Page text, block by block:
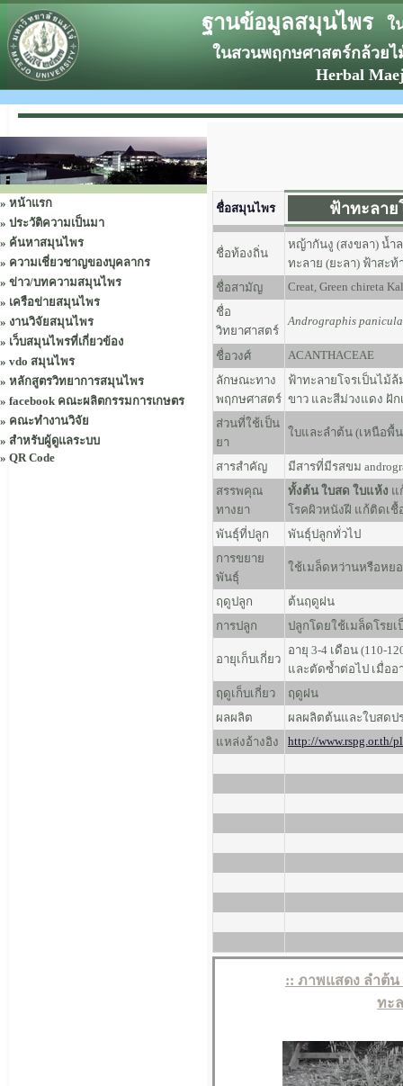
ฐานข้อมูลสมุนไพร ใ
ในสวนพฤกษศาสตร์กล้วย
Herbal
» หน้าแรก
» ประวัติความเป็นมา
» ค้นหาสมุนไพร
» ความเชี่ยวชาญของบุคลากร
» ข่าว/บทความสมุนไพร
» เครือข่ายสมุนไพร
» งานวิจัยสมุนไพร
» เว็บสมุนไพรที่เกี่ยวข้อง
» vdo สมุนไพร
» หลักสูตรวิทยาการสมุนไพร
» facebook คณะผลิตกรรมการเกษตร
» คณะทำงานวิจัย
» สำหรับผู้ดูแลระบบ
» QR Code
ชื่อสมุนไพร ฟ้าทะลาย
ชื่อท้องถิ่น
หญ้ากันงู (สงขลา) น้ำ
ทะลาย (ยะลา) ฟ้าสะท้
ชื่อสามัญ
Creat, Green chireta
ชื่อ
วิทยาศาสตร์
Andrographis
ชื่อวงศ์
ACANTHACEAE
ลักษณะทาง
พฤกษศาสตร์
ฟ้าทะลายโจรเป็นไม้
ขาว และสีม่วงแดง ฝั
ส่วนที่ใช้เป็น
ยา
ใบและลำต้น (เหนือพื้
สารสำคัญ
มีสารที่มีรสขม
สรรพคุณ
ทางยา
ทั้งต้น ใบสด ใบแห้ง แ
โรคผิวหนังฝี แก้ติดเชื้
พันธุ์ที่ปลูก
พันธุ์ปลูกทั่วไป
การขยาย
พันธุ์
ใช้เมล็ดหว่านหรือหย
ฤดูปลูก
ต้นฤดูฝน
การปลูก
ปลูกโดยใช้เมล็ดโรยเ
อายุเก็บเกี่ยว
อายุ 3-4 เดือน (110-
และตัดซ้ำต่อไป เมื่ออ
ฤดูเก็บเกี่ยว
ฤดูฝน
ผลผลิต
ผลผลิตต้นและใบสดป
แหล่งอ้างอิง
http://www.rspg.or.th/
:: ภาพแสดง ลำต้
ทะ